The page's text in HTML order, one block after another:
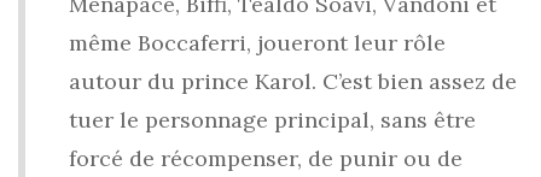
même Boccaferri, joueront leur rôle
autour du prince Karol. C’est bien assez de
tuer le personnage principal, sans être
forcé de récompenser, de punir ou de